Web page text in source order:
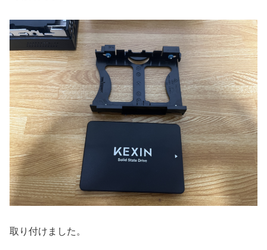
取り付けました。